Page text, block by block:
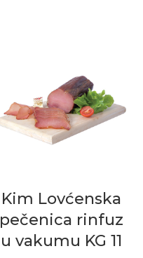
Kim Lovćenska
pečenica rinfuz
u vakumu KG 11